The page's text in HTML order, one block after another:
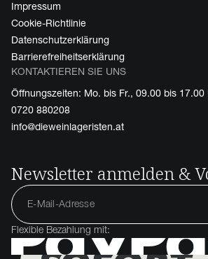
Impressum
Cookie-Richtlinie
Datenschutzerklärung
Barrierefreiheitserklärung
KONTAKTIEREN SIE UNS
Öffnungszeiten: Mo. bis Fr., 09.00 bis 17.00
0720 880208
info@dieweinlageristen.at
Newsletter anmelden &
Flexible Bezahlung mit: